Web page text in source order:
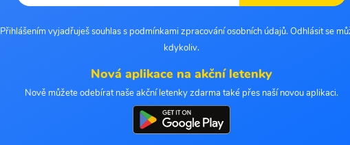
Přihlášením vyjadřuješ souhlas s podmínkami zpracování osobních údajů. Odhlásit se
kdykoliv.
Nová aplikace na akční letenky
Nově můžete odebírat naše akční letenky zdarma také přes naší novou aplikaci.